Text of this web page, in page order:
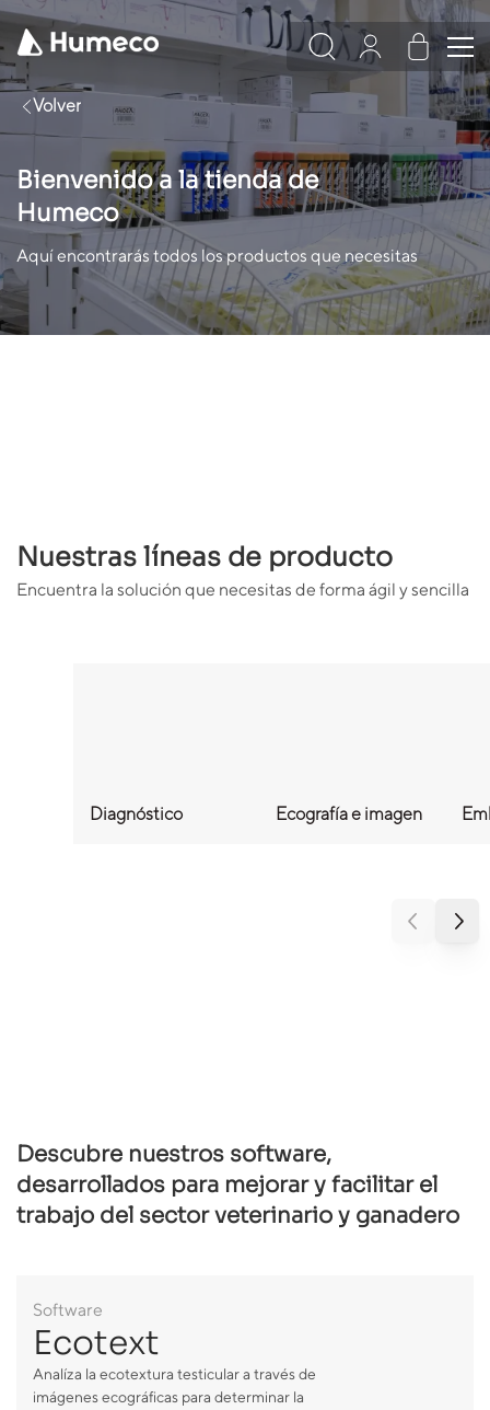
Bienvenido a la tienda de
Humeco
Aquí encontrarás todos los productos que necesitas
Volver
Nuestras líneas de producto
Encuentra la solución que necesitas de forma ágil y sencilla
Diagnóstico Ecografía e imagen
Descubre nuestros software,
desarrollados para mejorar y facilitar el
trabajo del sector veterinario y ganadero
Software
Ecotext
Analíza la ecotextura testicular a través de
imágenes ecográficas para determinar la